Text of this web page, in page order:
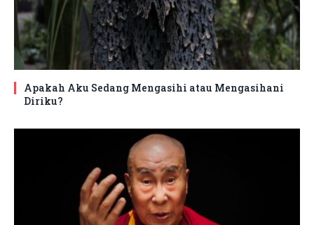
Apakah Aku Sedang Mengasihi atau Mengasihani
Diriku?